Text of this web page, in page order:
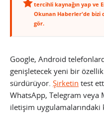
tercihli kaynağın yap ve
Okunan Haberler'de bizi
gör.
Google, Android
genişletecek yeni bir özellik
sürdürüyor. Şirketin test
WhatsApp, Telegram veya
iletişim uygulamalarındaki